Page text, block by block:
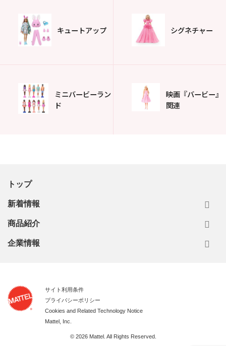
キュートアップ シグネチャー
ミニバービーラン
ド
映画『バービー』
関連
トップ
新着情報
商品紹介
企業情報
サイト利用条件
プライバシーポリシー
Cookies and Related Technology Notice
Mattel, Inc.
© 2026 Mattel. All Rights Reserved.